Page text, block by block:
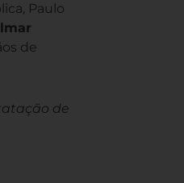
Paulo
de
de